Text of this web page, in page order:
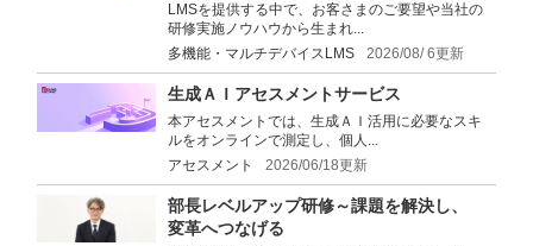
LMSを提供する中で、お客さまのご要望や当社の
研修実施ノウハウから生まれ...
多機能・マルチデバイスLMS
2026/08/ 6更新
生成ＡＩアセスメントサービス
本アセスメントでは、生成ＡＩ活用に必要なスキ
ルをオンラインで測定し、個人...
アセスメント
2026/06/18更新
部長レベルアップ研修～課題を解決し、
変革へつなげる